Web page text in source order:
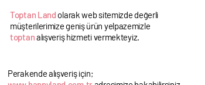
Toptan Land olarak web sitemizde değerli
müşterilerimize geniş ürün yelpazemizle
toptanalışveriş hizmeti vermekteyiz.
Perakende alışveriş için;